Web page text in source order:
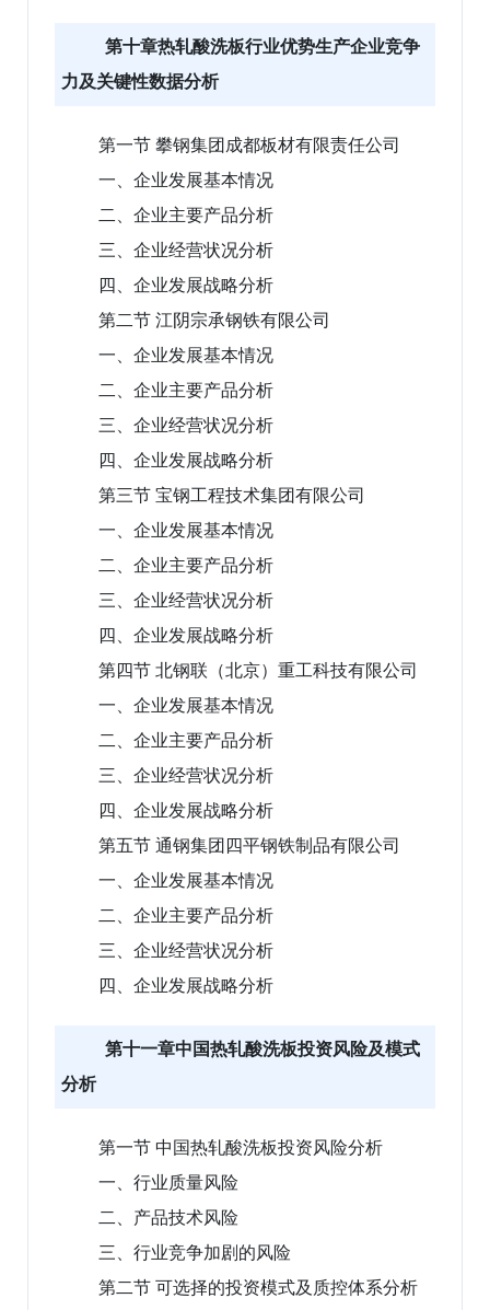
第十章热轧酸洗板行业优势生产企业竞争
力及关键性数据分析
第一节 攀钢集团成都板材有限责任公司
一、企业发展基本情况
二、企业主要产品分析
三、企业经营状况分析
四、企业发展战略分析
第二节 江阴宗承钢铁有限公司
一、企业发展基本情况
二、企业主要产品分析
三、企业经营状况分析
四、企业发展战略分析
第三节 宝钢工程技术集团有限公司
一、企业发展基本情况
二、企业主要产品分析
三、企业经营状况分析
四、企业发展战略分析
第四节 北钢联（北京）重工科技有限公司
一、企业发展基本情况
二、企业主要产品分析
三、企业经营状况分析
四、企业发展战略分析
第五节 通钢集团四平钢铁制品有限公司
一、企业发展基本情况
二、企业主要产品分析
三、企业经营状况分析
四、企业发展战略分析
第十一章中国热轧酸洗板投资风险及模式
分析
第一节 中国热轧酸洗板投资风险分析
一、行业质量风险
二、产品技术风险
三、行业竞争加剧的风险
第二节 可选择的投资模式及质控体系分析